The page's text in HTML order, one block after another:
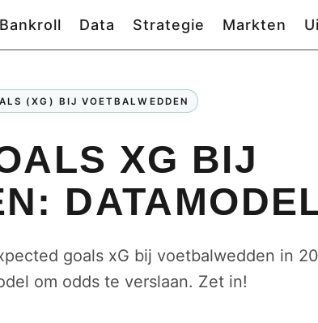
Bankroll Data Strategie Markten
(XG) BIJ VOETBALWEDDEN
XG BIJ
goals xG bij voetbalwedden in
om odds te verslaan. Zet in!